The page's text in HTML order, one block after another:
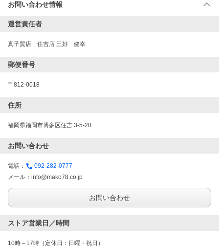
お問い合わせ情報
運営責任者
真子質店　住吉店 三好　健幸
郵便番号
〒812-0018
住所
福岡県福岡市博多区住吉 3-5-20
お問い合わせ
電話：
092-282-0777
メール： info@mako78.co.jp
お問い合わせ
ストア営業日／時間
10時～17時（定休日：日曜・祝日）